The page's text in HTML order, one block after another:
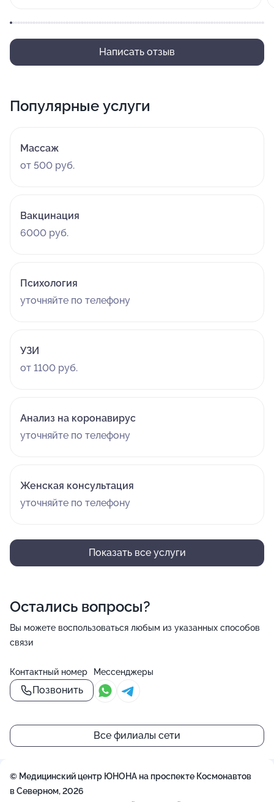
Написать отзыв
Популярные услуги
Массаж
от 500 руб.
Вакцинация
6000 руб.
Психология
уточняйте по телефону
УЗИ
от 1100 руб.
Анализ на коронавирус
уточняйте по телефону
Женская консультация
уточняйте по телефону
Показать все услуги
Остались вопросы?
Вы можете воспользоваться любым из указанных способов
связи
Контактный номер
Позвонить
Мессенджеры
Все филиалы сети
© Медицинский центр ЮНОНА на проспекте Космонавтов
в Северном, 2026